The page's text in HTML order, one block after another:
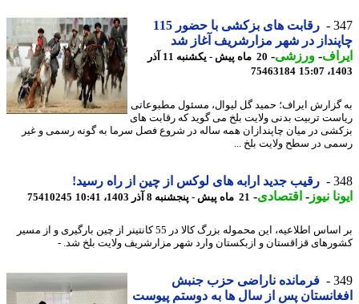
رقابت های بزکشی با حضور 115
در شهر مزارشریف آغاز شد
-ورزشی-
20 ماه پیش - یکشنبه 11 آذر
75463184
ایراف؛ حمید گل لیوال، مسئول مطبوعاتی
تربیت بدنی ولایت بلخ می گوید که رقابت های
در میان چاپندازان همه ساله در شروع فصل سرما به گونه رسمی و غیر
در سطح ولایت بلخ ...
رقیب جدید ارابه های لوکس از چین از راه رسید!
نیوز-اقتصادی-21 ماه پیش - پنجشنبه 8 آذر 1403، 10:41 75410245
بر اساس اطلاعیه، این محموله بزرگ کالا در 55 کانتینر از چین بارگیری و از مسیر
قزاقستان و ازبکستان وارد شهر مزارشریف ولایت بلخ شد. -
فرمانده ناراضی حزب جنبش
پس از سال ها به دوستم پیوست